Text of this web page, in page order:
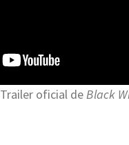
Trailer oficial deBlack